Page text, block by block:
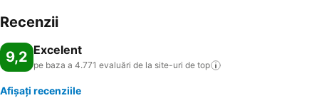
Recenzii
9,2 Excelent
pe baza a 4.771 evaluări de la site-uri de top
Afișați recenziile